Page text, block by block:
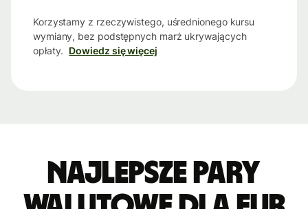
Korzystamy z rzeczywistego, uśrednionego kursu
wymiany, bez podstępnych marż ukrywających
opłaty. Dowiedz się więcej
Najlepsze pary